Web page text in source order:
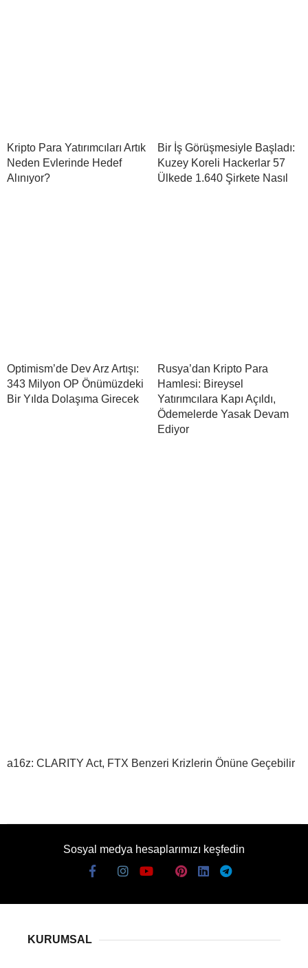
Kripto Para Yatırımcıları Artık
Neden Evlerinde Hedef
Alınıyor?
Bir İş Görüşmesiyle Başladı:
Kuzey Koreli Hackerlar 57
Ülkede 1.640 Şirkete Nasıl
Optimism’de Dev Arz Artışı:
343 Milyon OP Önümüzdeki
Bir Yılda Dolaşıma Girecek
Rusya’dan Kripto Para
Hamlesi: Bireysel
Yatırımcılara Kapı Açıldı,
Ödemelerde Yasak Devam
Ediyor
a16z: CLARITY Act, FTX Benzeri Krizlerin Önüne Geçebilir
Sosyal medya hesaplarımızı keşfedin
KURUMSAL